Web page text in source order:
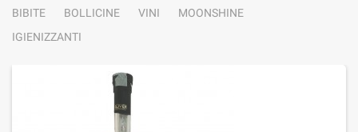
BIBITE
BOLLICINE VINI
MOONSHINE
IGIENIZZANTI